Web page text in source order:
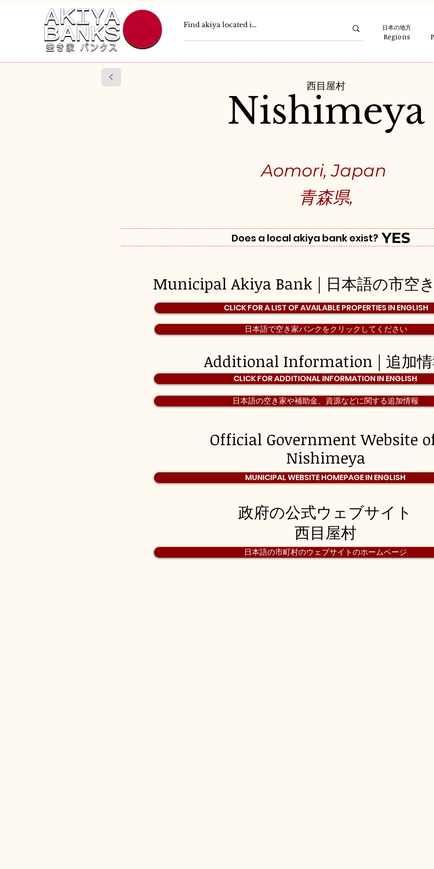
Regions
日本の地方
Nishimeya
西目屋村
Aomori, Japan
青森県,
YES
Does a local akiya bank exist?
CLICK FOR A LIST OF AVAILABLE PROPERTIES IN ENGLISH
Municipal Akiya Bank | 日本語の市空
日本語で空き家バンクをクリックしてください
Additional Information | 追加
Nishimeya
MUNICIPAL WEBSITE HOMEPAGE IN ENGLISH
Official Government Website
CLICK FOR ADDITIONAL INFORMATION IN ENGLISH
日本語の空き家や補助金、資源などに関する追加情報
西目屋村
日本語の市町村のウェブサイトのホームページ
政府の公式ウェブサイト